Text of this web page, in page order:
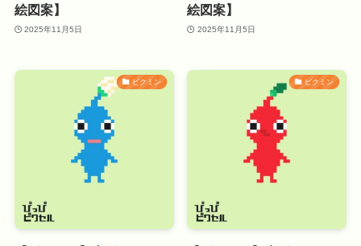
絵図案】
2025年11月5日
絵図案】
2025年11月5日
ピクミン ピクミン